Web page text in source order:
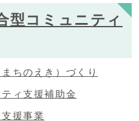
型コミュニティ
ちのえき）づくり
ィ支援補助金
援事業